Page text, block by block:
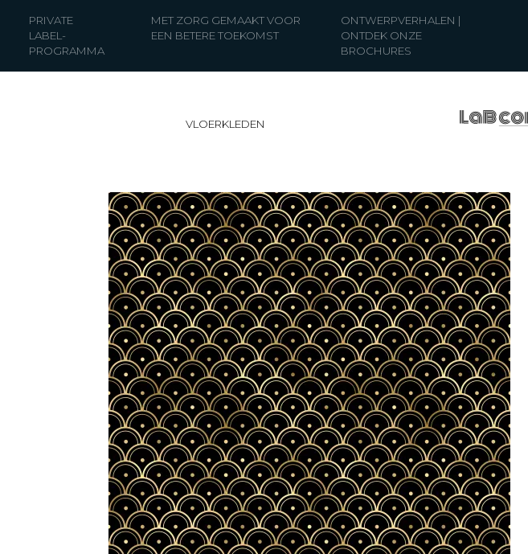
PRIVATE
LABEL-
PROGRAMMA
MET ZORG GEMAAKT VOOR
EEN BETERE TOEKOMST
ONTWERPVERHALEN |
ONTDEK ONZE
BROCHURES
VLOERKLEDEN